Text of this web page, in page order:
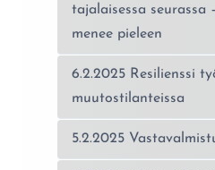
tajalaisessa seurassa
menee pieleen
6.2.2025 Resilienssi
muutostilanteissa
5.2.2025